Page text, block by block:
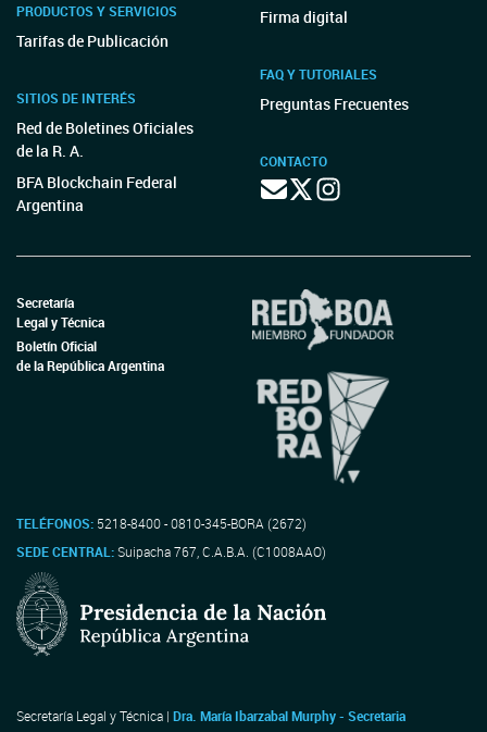
PRODUCTOS Y SERVICIOS
Tarifas de Publicación
SITIOS DE INTERÉS
Red de Boletines Oficiales
de la R. A.
BFA Blockchain Federal
Argentina
Firma digital
FAQ Y TUTORIALES
Preguntas Frecuentes
CONTACTO
Secretaría
Legal y Técnica
Boletín Oficial
de la República Argentina
TELÉFONOS: 5218-8400 - 0810-345-BORA (2672)
SEDE CENTRAL:Suipacha 767, C.A.B.A. (C1008AAO)
Secretaría Legal y Técnica | Dra. María Ibarzabal Murphy - Secretaria